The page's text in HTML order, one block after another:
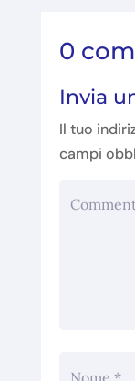
0
Invia
Il tuo
campi